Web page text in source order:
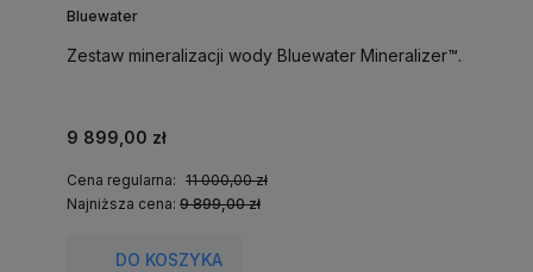
Bluewater
Zestaw mineralizacji wody Bluewater Mineralizer™.
9 899,00 zł
Cena regularna: 11 000,00 zł
Najniższa cena: 9 899,00 zł
DO KOSZYKA